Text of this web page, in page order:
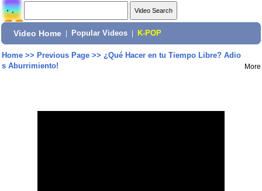
Video Home Popular Videos K-POP
Home>> Previous Page>> ¿Qué Hacer en tu Tiempo Libre? Adio
s Aburrimiento!
More